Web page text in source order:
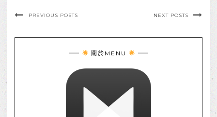
PREVIOUS POSTS NEXT POSTS
關於MENU